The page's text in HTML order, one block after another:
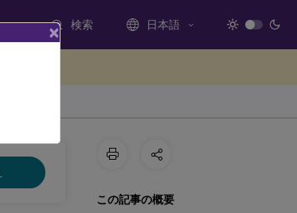
検索 日本語
この記事の概要
×